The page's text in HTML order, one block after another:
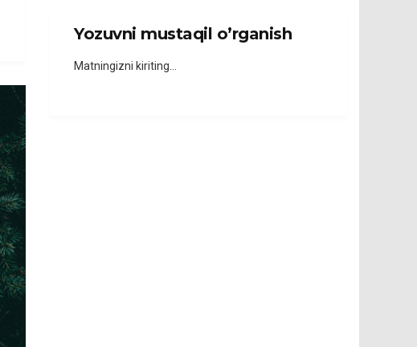
Yozuvni mustaqil o’rganish
Matningizni kiriting…